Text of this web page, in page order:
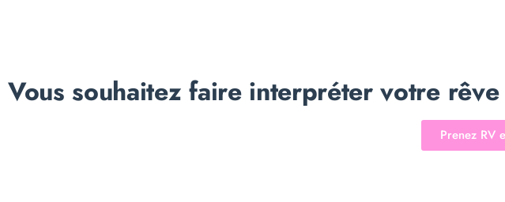
Vous souhaitez faire interpréter votre
Prenez RV